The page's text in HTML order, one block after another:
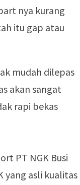
nya kurang
itu gap atau
mudah dilepas
akan sangat
rapi bekas
PT NGK Busi
yang asli kualitas